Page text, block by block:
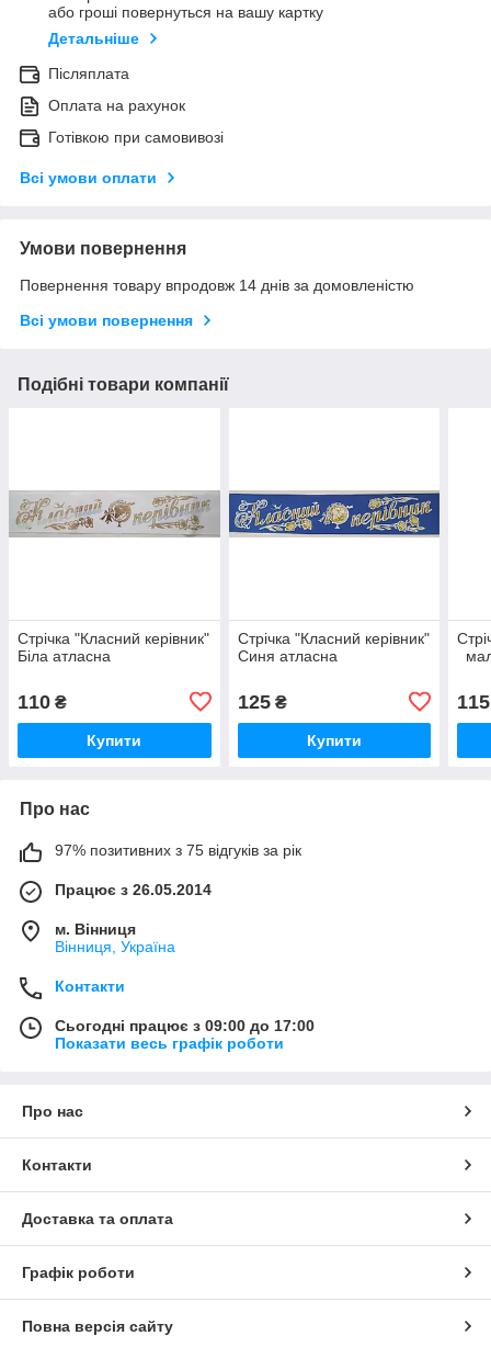
або гроші повернуться на вашу картку
Детальніше
Післяплата
Оплата на рахунок
Готівкою при самовивозі
Всі умови оплати
Умови повернення
Повернення товару впродовж 14 днів за домовленістю
Всі умови повернення
Подібні товари компанії
Стрічка "Класний керівник"
Біла атласна
110 ₴
Купити
Стрічка "Класний керівник"
Синя атласна
125₴
Купити
115
Про нас
97% позитивних з 75 відгуків за рік
Працює з 26.05.2014
м. Вінниця
Вінниця, Україна
Контакти
Сьогодні працює з 09:00 до 17:00
Показати весь графік роботи
Про нас
Контакти
Доставка та оплата
Графік роботи
Повна версія сайту